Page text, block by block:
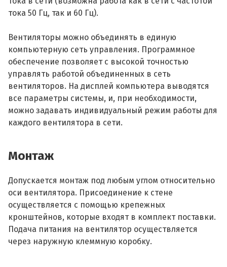
тока 50 Гц, так и 60 Гц).
Вентиляторы можно объединять в единую
компьютерную сеть управления. Программное
обеспечение позволяет с высокой точностью
управлять работой объединенных в сеть
вентиляторов. На дисплей компьютера выводятся
все параметры системы, и, при необходимости,
можно задавать индивидуальный режим работы для
каждого вентилятора в сети.
Монтаж
Допускается монтаж под любым углом относительно
оси вентилятора. Присоединение к стене
осуществляется с помощью крепежных
кронштейнов, которые входят в комплект поставки.
Подача питания на вентилятор осуществляется
через наружную клеммную коробку.